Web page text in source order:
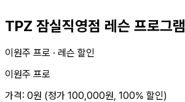
TPZ 잠실직영점 레슨 프로그램
이원주 프로 · 레슨 할인
이원주 프로
가격: 0원 (정가 100,000원, 100% 할인)